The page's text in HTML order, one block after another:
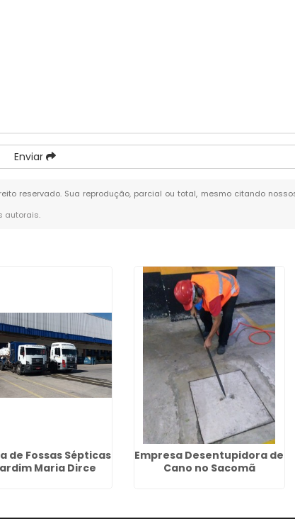
Enviar
reservado. Sua reprodução, parcial ou total, mesmo citando
autorais.
de Fossas Sépticas
Maria Dirce
Empresa Desentupidora de
Cano no Sacomã